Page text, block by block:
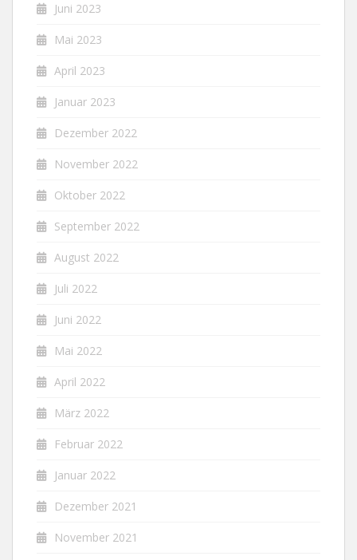
Juni 2023
Mai 2023
April 2023
Januar 2023
Dezember 2022
November 2022
Oktober 2022
September 2022
August 2022
Juli 2022
Juni 2022
Mai 2022
April 2022
März 2022
Februar 2022
Januar 2022
Dezember 2021
November 2021